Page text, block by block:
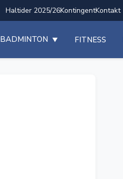
​​Haltider 2025/26KontingentKontakt
BADMINTON FITNESS